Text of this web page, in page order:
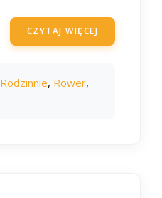
CZYTAJ WIĘCEJ
Rodzinnie, Rower,